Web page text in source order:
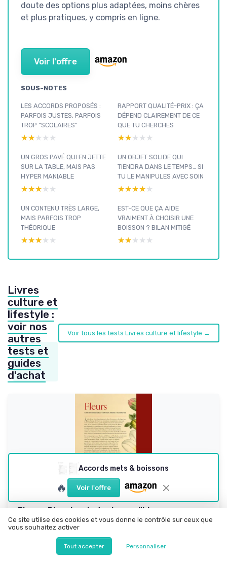
doute des options plus adaptées, moins chères
et plus pratiques, y compris en ligne.
Voir l'offre
SOUS-NOTES
LES ACCORDS PROPOSÉS :
PARFOIS JUSTES, PARFOIS
TROP “SCOLAIRES”
★★★★★
★★★★★
RAPPORT QUALITÉ-PRIX : ÇA
DÉPEND CLAIREMENT DE CE
QUE TU CHERCHES
★★★★★
★★★★★
UN GROS PAVÉ QUI EN JETTE
SUR LA TABLE, MAIS PAS
HYPER MANIABLE
★★★★★
★★★★★
UN OBJET SOLIDE QUI
TIENDRA DANS LE TEMPS… SI
TU LE MANIPULES AVEC SOIN
★★★★★
★★★★★
UN CONTENU TRÈS LARGE,
MAIS PARFOIS TROP
THÉORIQUE
★★★★★
★★★★★
EST-CE QUE ÇA AIDE
VRAIMENT À CHOISIR UNE
BOISSON ? BILAN MITIGÉ
★★★★★
★★★★★
Livres
culture et
lifestyle :
voir nos
autres
tests et
guides
d'achat
Voir tous les tests Livres culture et lifestyle →
Fleurs: Planches botaniques d'hier pour
jardins d'aujourd'hu...
Planches botaniques d'hier pour jardins d'aujourd'hui : un
gros pavé d’images po...
★★★★★
★★★★★
Accords mets & boissons
🔥 Voir l'offre
Ce site utilise des cookies et vous donne le contrôle sur ceux que
vous souhaitez activer
Tout accepter Personnaliser